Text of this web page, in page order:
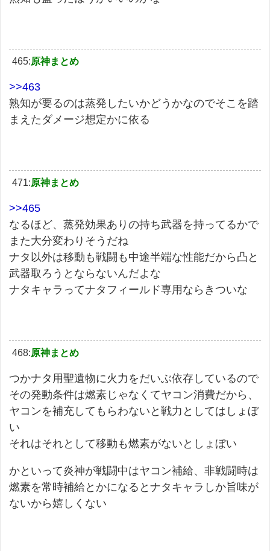
465:原神まとめ
>>463
熟知が要るのは蒸発したいかどうかなのでそこを踏
まえたダメージ想定かに依る
471:原神まとめ
>>465
なるほど、蒸発効果ありの持ち武器を持ってるかで
また大分変わりそうだね
ナタ以外は移動も戦闘も中途半端な性能だから凸と
武器取ろうとならないんだよな
ナタキャラってナタフィールド専用ならきついな
468:原神まとめ
つかナタ用聖遺物に火力をだいぶ依存しているので
その発動条件は燃素じゃなくてヤコン消費だから、
ヤコンを補充してもらわないと戦力としてはしょぼ
い
それはそれとして移動も燃素がないとしょぼい
かといって炎神が戦闘中はヤコン補給、非戦闘時は
燃素を常時補給とかになるとナタキャラしか旨味が
ないから嬉しくない